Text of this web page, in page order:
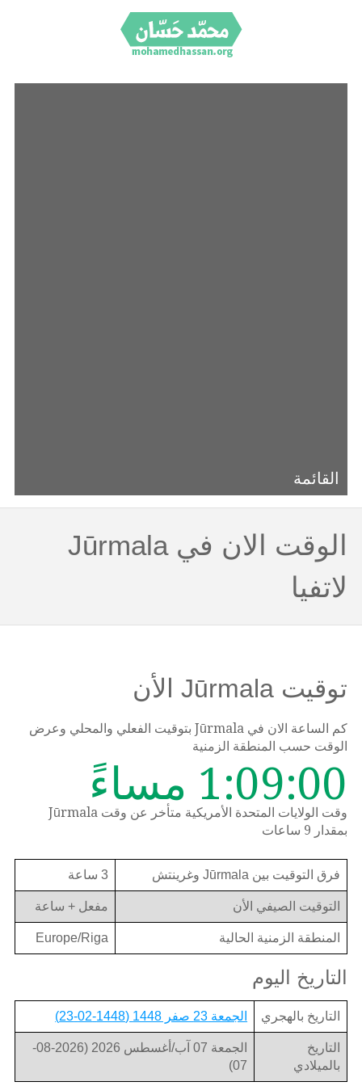
القائمة
الوقت الان في Jūrmala
لاتفيا
توقيت Jūrmala الأن
كم الساعة الان في Jūrmala بتوقيت الفعلي والمحلي وعرض
الوقت حسب المنطقة الزمنية
1:09:00 مساءً
وقت الولايات المتحدة الأمريكية متأخر عن وقت Jūrmala
بمقدار 9 ساعات
فرق التوقيت بين Jūrmala وغرينتش 3 ساعة
التوقيت الصيفي الأن مفعل + ساعة
المنطقة الزمنية الحالية Europe/Riga
التاريخ اليوم
التاريخ بالهجري الجمعة 23 صفر 1448 (1448-02-23)
التاريخ
بالميلادي
الجمعة 07 آب/أغسطس 2026 (2026-08-
07)